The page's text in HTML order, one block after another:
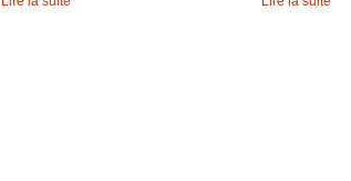
as envie de